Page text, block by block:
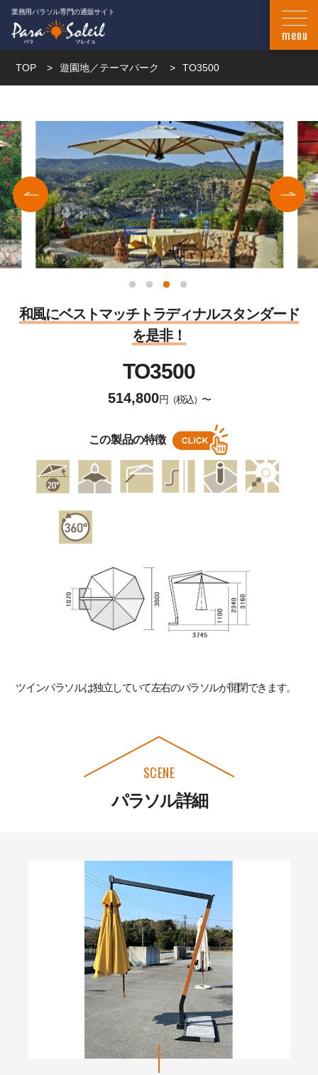
業務用パラソル専門の通販サイト
TOP 遊園地／テーマパーク TO3500
Previ
Next
1 2 3 4
和風にベストマッチトラディナルスタンダード
を是非！
TO3500
514,800円（税込）〜
この製品の特徴
ツインパラソルは独立していて左右のパラソルが開閉できます。
SCENE
パラソル詳細